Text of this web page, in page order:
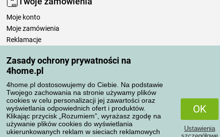
Zasady ochrony prywatności na
4home.pl
4home.pl dostosowujemy do Ciebie. Na podstawie
Twojego zachowania na stronie używamy plików
cookies w celu personalizacji jej zawartości oraz
wyświetlania odpowiednich ofert i produktów.
Klikając przycisk „Rozumiem”, wyrażasz zgodę na
używanie plików cookies do wyświetlania
ukierunkowanych reklam w sieciach reklamowych
OK
Ustawienia
Moje konto
Moje zamówienia
Reklamacje
Zasady przetwarzania recenzji
Sposoby transportu
Metody płatności